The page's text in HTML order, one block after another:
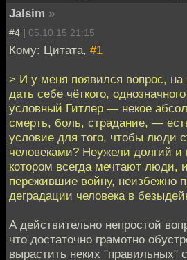
Jalsim »
#4 | 05.10.15 21:15
Кому: Цитата, #1
> И у меня появился вопрос, на
дать себе чёткого,
условный Гитлер — некое
смерть, боль, страдание, —
условие для того, чтобы люди
человеками? Неужели долгий
котором всегда мечтают люди,
пережившие войну, неизбежно
деградации человека в
А действительно непростой
что достаточно грамотно
вырастить неких